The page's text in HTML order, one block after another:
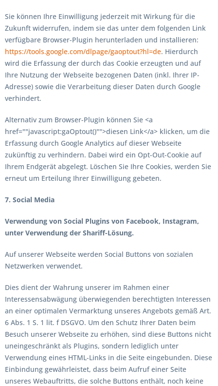
Sie können Ihre Einwilligung jederzeit mit Wirkung für die
Zukunft widerrufen, indem sie das unter dem folgenden Link
verfügbare Browser-Plugin herunterladen und installieren:
https://tools.google.com/dlpage/gaoptout?hl=de. Hierdurch
wird die Erfassung der durch das Cookie erzeugten und auf
Ihre Nutzung der Webseite bezogenen Daten (inkl. Ihrer IP-
Adresse) sowie die Verarbeitung dieser Daten durch Google
verhindert.
Alternativ zum Browser-Plugin können Sie <a
href=""javascript:gaOptout()"">diesen Link</a> klicken, um die
Erfassung durch Google Analytics auf dieser Webseite
zukünftig zu verhindern. Dabei wird ein Opt-Out-Cookie auf
Ihrem Endgerät abgelegt. Löschen Sie Ihre Cookies, werden Sie
erneut um Erteilung Ihrer Einwilligung gebeten.
7. Social Media
Verwendung von Social Plugins von Facebook, Instagram,
unter Verwendung der Shariff-Lösung.
Auf unserer Webseite werden Social Buttons von sozialen
Netzwerken verwendet.
Dies dient der Wahrung unserer im Rahmen einer
Interessensabwägung überwiegenden berechtigten Interessen
an einer optimalen Vermarktung unseres Angebots gemäß Art.
6 Abs. 1 S. 1 lit. f DSGVO. Um den Schutz Ihrer Daten beim
Besuch unserer Webseite zu erhöhen, sind diese Buttons nicht
uneingeschränkt als Plugins, sondern lediglich unter
Verwendung eines HTML-Links in die Seite eingebunden. Diese
Einbindung gewährleistet, dass beim Aufruf einer Seite
unseres Webauftritts, die solche Buttons enthält, noch keine